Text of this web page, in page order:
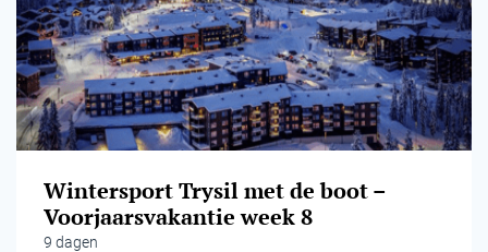
Wintersport Trysil met de boot –
Voorjaarsvakantie week 8
9 dagen